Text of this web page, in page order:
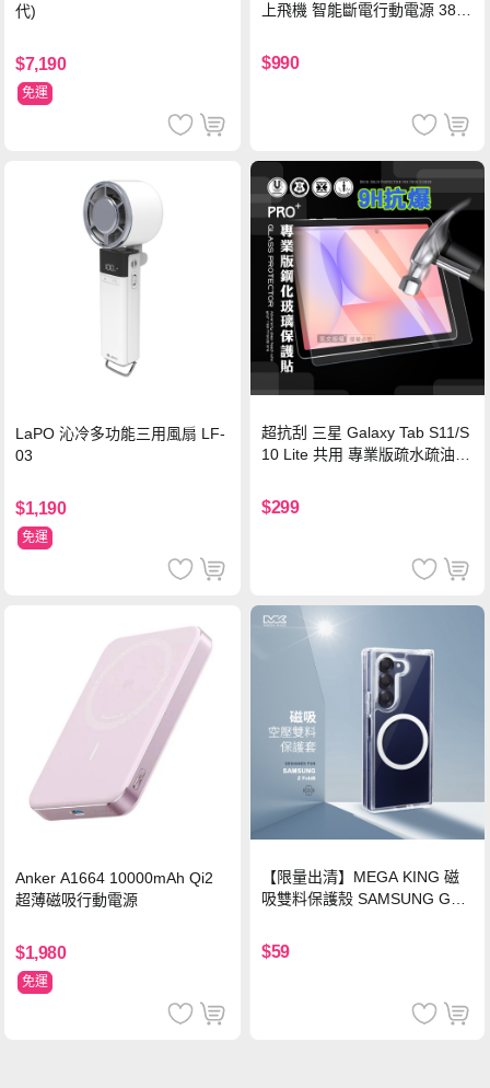
代)
$7,190
免運
上飛機 智能斷電行動電源 38.5
灣BSMI/中國CCC/歐美CE/FCC
認證
$990
LaPO 沁冷多功能三用風扇 LF-
03
$1,190
免運
超抗刮 三星 Galaxy Tab S11/S
10 Lite 共用 專業版疏水疏油9
$299
Anker A1664 10000mAh Qi2
超薄磁吸行動電源
$1,980
免運
【限量出清】MEGA KING 磁
吸雙料保護殼 SAMSUNG Gala
$59